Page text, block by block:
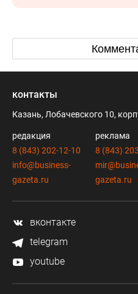
контакты
Казань, Лобачевского 10,
редакция
8 (843) 202-12-10
info@business-
gazeta.ru
реклама
8 (843)
gazeta.ru
вконтакте
telegram
youtube